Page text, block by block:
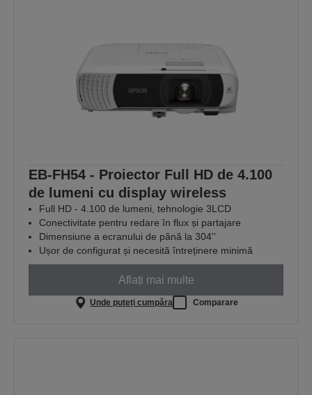
EB-FH54 - Proiector Full HD de 4.100
de lumeni cu display wireless
Full HD - 4.100 de lumeni, tehnologie 3LCD
Conectivitate pentru redare în flux și partajare
Dimensiune a ecranului de până la 304''
Ușor de configurat și necesită întreținere minimă
Aflați mai multe
Unde puteți cumpăra Comparare